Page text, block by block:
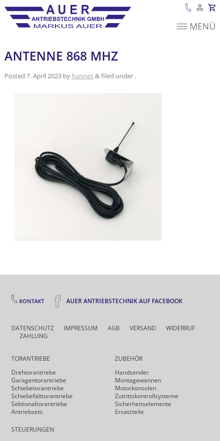
Es befinden sichMENÜ
ANTENNE 868 MHZ
Posted 7. April 2023by hannes &filed under .
KONTAKT AUER ANTRIEBSTECHNIK AUF FACEBOOK
DATENSCHUTZ IMPRESSUM AGB VERSAND
WIDERRUF
ZAHLUNG
TORANTRIEBE
Drehtor­antriebe
Garagentorantriebe
Schiebetorantriebe
Schiebefalt­torantriebe
Sektionaltorantriebe
Antriebsets
STEUERUNGEN
ZUBEHÖR
Handsender
Montagewannen
Motorkonsolen
Zutrittskontrollsysteme
Sicherheits­elemente
Ersatzteile